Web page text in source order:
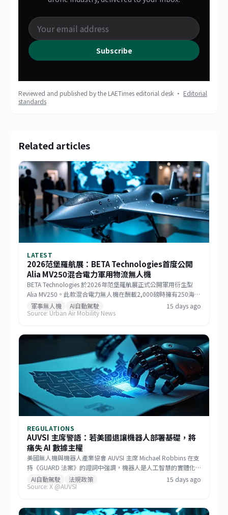
Subscribe
Reviewed and published by the LAETimes editorial desk · Editorial
standards
Related articles
LATEST
2026范堡羅航展：BETA Technologies首度公開
Alia MV250混合電力軍用物流無人機
BETA Technologies 於2026年范堡羅航展正式公開軍用衍生型
Alia MV250。此款混合電力無人機在酬載2,000磅時擁有250海里
戰術航程，若酬載減至1,000磅則任務半徑可達750海里，巡航速
度逾170節。該機整合GE Aerospace研發的渦輪發電機與
換任務模組。BETA強調，相較於傾轉旋翼機，MV250能以更低成
本提供更遠、更快的運補能力，滿足未來分散式作戰需求。
軍事無人機 AI自動駕駛
15 days ago
Source: Urban Air Mobility News
REGULATIONS
AUVSI 主席警語：若美國退讓機器人部署基礎，將
痛失 AI 數據主權
美國無人機與機器人產業協會 AUVSI 主席 Michael Robbins 在支
持《GUARD 法案》的證詞中強調，機器人是人工智慧的實體化
身，若美國將機器人部署的基礎設施讓給中國，無異於直接交出
建構 AI 領導地位所仰賴的大數據。此聽證會旨在推動立法，確保
AI自動駕駛 法規政策
15 days ago
Source: X @AUVSI